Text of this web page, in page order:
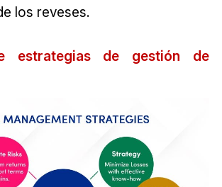
los reveses.
estrategias de gestión de